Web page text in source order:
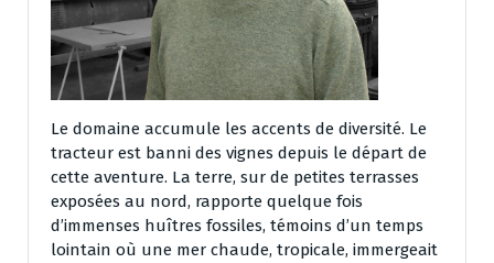
Le domaine accumule les accents de diversité. Le
tracteur est banni des vignes depuis le départ de
cette aventure. La terre, sur de petites terrasses
exposées au nord, rapporte quelque fois
d’immenses huîtres fossiles, témoins d’un temps
lointain où une mer chaude, tropicale, immergeait